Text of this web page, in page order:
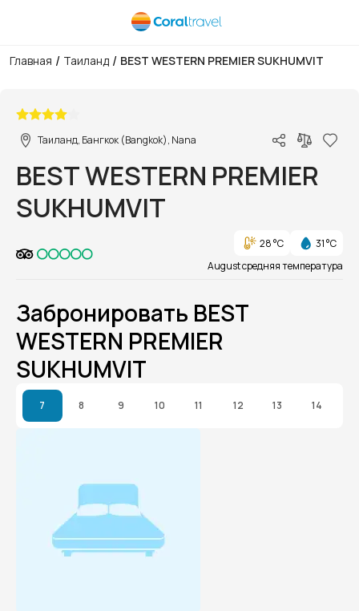
Главная / Таиланд / BEST WESTERN PREMIER SUKHUMVIT
Таиланд, Бангкок (Bangkok), Nana
BEST WESTERN PREMIER
SUKHUMVIT
28 °C
31 °C
August средняя температура
Забронировать BEST
WESTERN PREMIER
SUKHUMVIT
7 8 9 10 11 12 13 14